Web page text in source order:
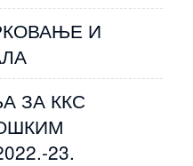
И
ЗА ККС
23.